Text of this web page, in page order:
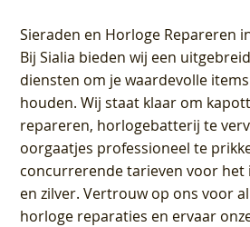
Sieraden en Horloge Repareren
Bij Sialia bieden wij een
diensten om je waardevolle
houden. Wij staat klaar om
repareren, horlogebatterij te
oorgaatjes professioneel te
concurrerende tarieven voor het
en zilver. Vertrouw op ons voor
horloge reparaties en ervaar